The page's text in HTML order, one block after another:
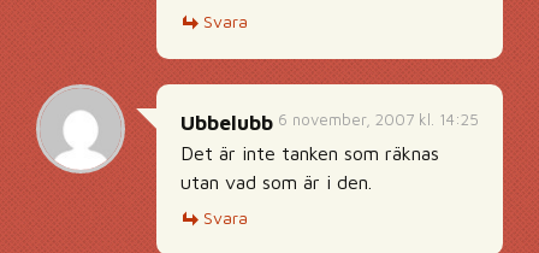
Svara
6 november, 2007 kl. 14:25
Ubbelubb
Det är inte tanken som räknas
utan vad som är i den.
Svara